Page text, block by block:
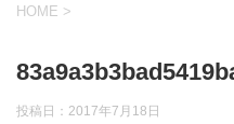
HOME >
投稿日： 2017年7月18日